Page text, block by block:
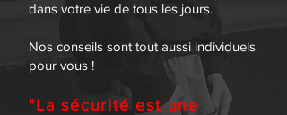
dans votre vie de tous les jours.
Nos conseils sont tout aussi individuels
pour vous !
"La sécurité est une